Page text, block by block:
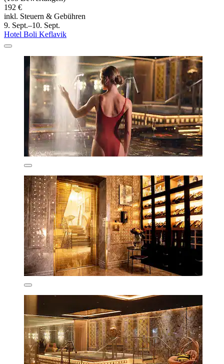
192 €
inkl. Steuern & Gebühren
9. Sept.–10. Sept.
Hotel Boli Keflavik